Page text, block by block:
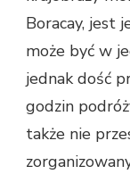
Boracay, jest
może być w
jednak dość
godzin
także nie